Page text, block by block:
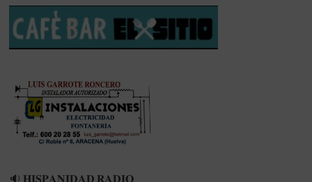
clausula
para
la
joven
🔉 𝐇𝐈𝐒𝐏𝐀𝐍𝐈𝐃𝐀𝐃 𝐑𝐀𝐃𝐈𝐎